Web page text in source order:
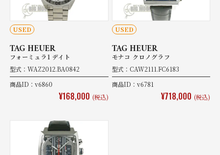
USED
TAG HEUER
フォーミュラ1 デイト
型式：WAZ2012.BA0842
商品ID：v6860
¥168,000 (税込)
USED
TAG HEUER
モナコ クロノグラフ
型式：CAW2111.FC6183
商品ID：v6781
¥718,000 (税込)